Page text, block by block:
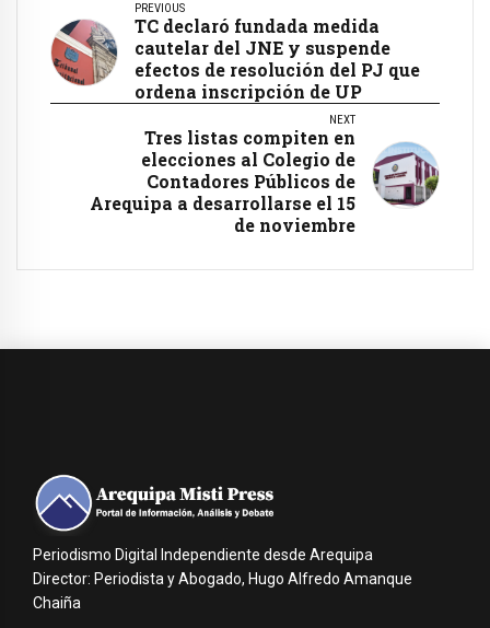
PREVIOUS
TC declaró fundada medida
cautelar del JNE y suspende
efectos de resolución del PJ que
ordena inscripción de UP
NEXT
Tres listas compiten en
elecciones al Colegio de
Contadores Públicos de
Arequipa a desarrollarse el 15
de noviembre
Periodismo Digital Independiente desde Arequipa
Director: Periodista y Abogado, Hugo Alfredo Amanque
Chaiña